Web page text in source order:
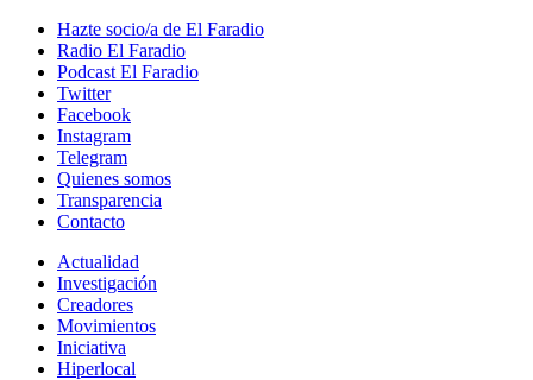
Hazte socio/a de El Faradio
Radio El Faradio
Podcast El Faradio
Twitter
Facebook
Instagram
Telegram
Quienes somos
Transparencia
Contacto
Actualidad
Investigación
Creadores
Movimientos
Iniciativa
Hiperlocal